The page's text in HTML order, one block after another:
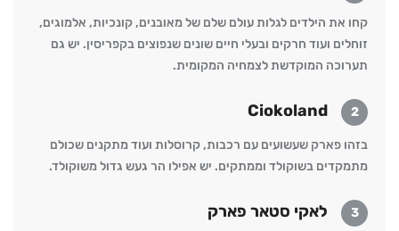
קחו את הילדים לגלות עולם שלם של מאובנים, קונכיות, אלמוגים,
זוחלים ועוד חרקים ובעלי חיים שונים שנפוצים בקפריסין. יש גם
תערוכה המוקדשת לצמחיה המקומית.
2
Ciokoland
בזהו פארק שעשועים עם רכבות, קרוסלות ועוד מתקנים שכולם
מתמקדים בשוקולד וממתקים. יש אפילו הר געש גדול משוקולד.
3 לאקי סטאר פארק